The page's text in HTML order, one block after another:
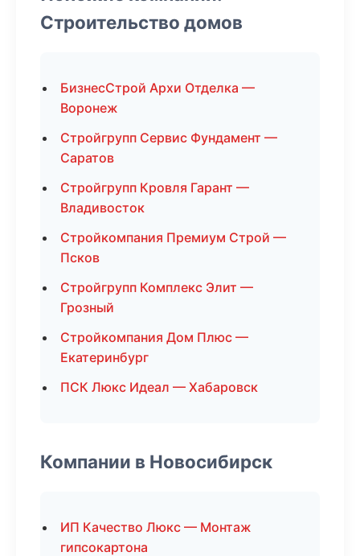
Строительство домов
БизнесСтрой Архи Отделка —
Воронеж
Стройгрупп Сервис Фундамент —
Саратов
Стройгрупп Кровля Гарант —
Владивосток
Стройкомпания Премиум Строй —
Псков
Стройгрупп Комплекс Элит —
Грозный
Стройкомпания Дом Плюс —
Екатеринбург
ПСК Люкс Идеал — Хабаровск
Компании в Новосибирск
ИП Качество Люкс — Монтаж
гипсокартона